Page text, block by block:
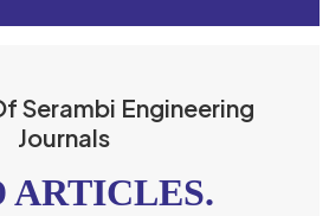
Serambi Engineering
Journals
ARTICLES.